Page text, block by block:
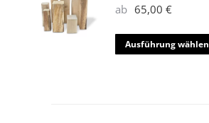
ab 65,00 €
Ausführung wählen